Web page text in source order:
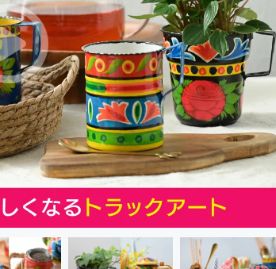
チャレンジ ビ
CAMPFIRE for Social Good
CAMPFIREふるさと納税machi-ya コ